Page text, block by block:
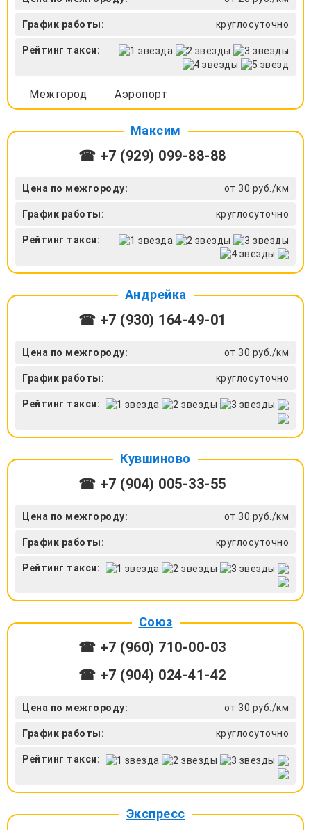
График работы: круглосуточно
Рейтинг такси:
Межгород Аэропорт
Максим
☎ +7 (929) 099-88-88
Цена по межгороду: от 30 руб./км
График работы: круглосуточно
Рейтинг такси:
Андрейка
☎ +7 (930) 164-49-01
Цена по межгороду: от 30 руб./км
График работы: круглосуточно
Рейтинг такси:
Кувшиново
☎ +7 (904) 005-33-55
Цена по межгороду: от 30 руб./км
График работы: круглосуточно
Рейтинг такси:
Союз
☎ +7 (960) 710-00-03
☎ +7 (904) 024-41-42
Цена по межгороду: от 30 руб./км
График работы: круглосуточно
Рейтинг такси:
Экспресс